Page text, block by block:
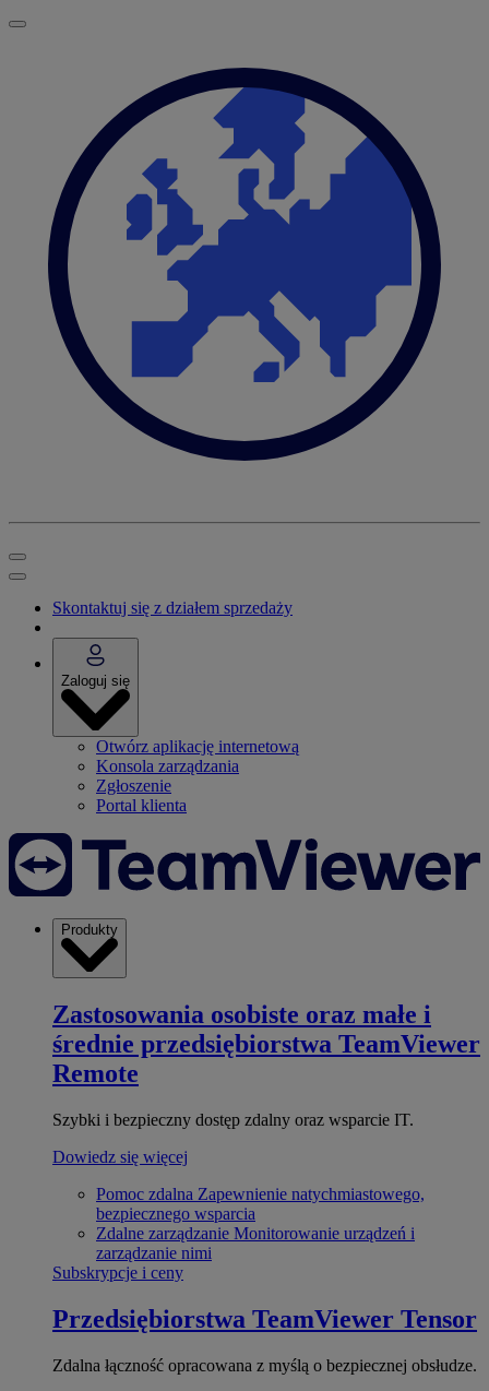
Skontaktuj się z działem sprzedaży
Zaloguj się
Otwórz aplikację internetową
Konsola zarządzania
Zgłoszenie
Portal klienta
Produkty
Zastosowania osobiste oraz małe i
średnie przedsiębiorstwa TeamViewer
Remote
Szybki i bezpieczny dostęp zdalny oraz wsparcie IT.
Dowiedz się więcej
Pomoc zdalna Zapewnienie natychmiastowego,
bezpiecznego wsparcia
Zdalne zarządzanie Monitorowanie urządzeń i
zarządzanie nimi
Subskrypcje i ceny
Przedsiębiorstwa TeamViewer Tensor
Zdalna łączność opracowana z myślą o bezpiecznej obsłudze.